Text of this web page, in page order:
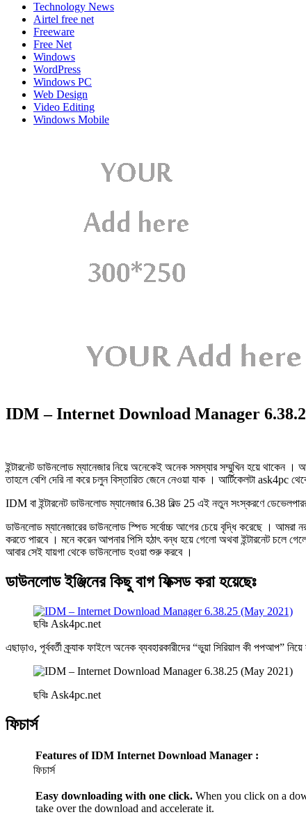
Technology News
Airtel free net
Freeware
Free Net
Windows
WordPress
Windows PC
Web Design
Video Editing
Windows Mobile
IDM – Internet Download Manager
ইন্টারনেট ডাউনলোড ম্যানেজার নিয়ে অনেকেই অনেক সমস্যার সম্মুখিন হয়ে
তাহলে বেশি দেরি না করে চলুন বিস্তারিত জেনে নেওয়া যাক । আর্টিকেলটা ask4pc
IDM বা ইন্টারনেট ডাউনলোড ম্যানেজার 6.38 বিল্ড 25 এই নতুন সংস্করণে
ডাউনলোড ম্যানেজারের ডাউনলোড স্পিড সর্বোচ্চ আগের চেয়ে বৃদ্ধি করেছে । আমরা
করতে পারবে । মনে করেন আপনার পিসি হঠাৎ বন্ধ হয়ে গেলো অথবা ইন্টারনেট চলে
আবার সেই যায়গা থেকে ডাউনলোড হওয়া শুরু করবে ।
ডাউনলোড ইঞ্জিনের কিছু বাগ ফিক্সড করা হয়েছেঃ
ছবিঃ Ask4pc.net
এছাড়াও, পূর্ববর্তী ক্র্যাক ফাইলে অনেক ব্যবহারকারীদের “ভুয়া সিরিয়াল কী পপআপ”
ছবিঃ Ask4pc.net
ফিচার্স
Features of IDM Internet Download Manager :
ফিচার্স
Easy downloading with one click. When you click on a
take over the download and accelerate it.